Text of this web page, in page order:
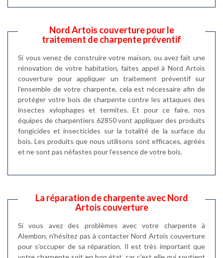
Nord Artois couverture pour le
traitement de charpente préventif
Si vous venez de construire votre maison, ou avez fait une
rénovation de votre habitation, faites appel à Nord Artois
couverture pour appliquer un traitement préventif sur
l’ensemble de votre charpente, cela est nécessaire afin de
protéger votre bois de charpente contre les attaques des
insectes xylophages et termites. Et pour ce faire, nos
équipes de charpentiers 62850 vont appliquer des produits
fongicides et insecticides sur la totalité de la surface du
bois. Les produits que nous utilisons sont efficaces, agréés
et ne sont pas néfastes pour l’essence de votre bois.
La réparation de charpente avec Nord
Artois couverture
Si vous avez des problèmes avec votre charpente à
Alembon, n’hésitez pas à contacter Nord Artois couverture
pour s’occuper de sa réparation. Il est très important que